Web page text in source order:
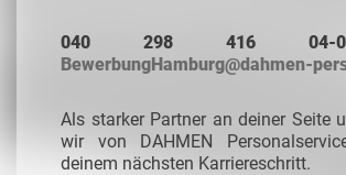
040 298 416 04-0
BewerbungHamburg@dahmen-
Als starker Partner an deiner Seite
wir von DAHMEN
deinem nächsten Karriereschritt.